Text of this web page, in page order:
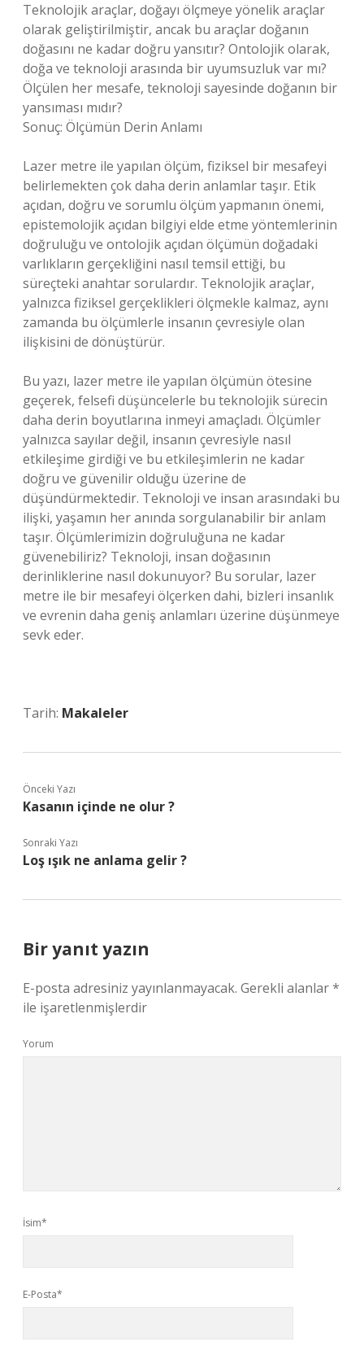
Teknolojik araçlar, doğayı ölçmeye yönelik araçlar
olarak geliştirilmiştir, ancak bu araçlar doğanın
doğasını ne kadar doğru yansıtır? Ontolojik olarak,
doğa ve teknoloji arasında bir uyumsuzluk var mı?
Ölçülen her mesafe, teknoloji sayesinde doğanın bir
yansıması mıdır?
Sonuç: Ölçümün Derin Anlamı
Lazer metre ile yapılan ölçüm, fiziksel bir mesafeyi
belirlemekten çok daha derin anlamlar taşır. Etik
açıdan, doğru ve sorumlu ölçüm yapmanın önemi,
epistemolojik açıdan bilgiyi elde etme yöntemlerinin
doğruluğu ve ontolojik açıdan ölçümün doğadaki
varlıkların gerçekliğini nasıl temsil ettiği, bu
süreçteki anahtar sorulardır. Teknolojik araçlar,
yalnızca fiziksel gerçeklikleri ölçmekle kalmaz, aynı
zamanda bu ölçümlerle insanın çevresiyle olan
ilişkisini de dönüştürür.
Bu yazı, lazer metre ile yapılan ölçümün ötesine
geçerek, felsefi düşüncelerle bu teknolojik sürecin
daha derin boyutlarına inmeyi amaçladı. Ölçümler
yalnızca sayılar değil, insanın çevresiyle nasıl
etkileşime girdiği ve bu etkileşimlerin ne kadar
doğru ve güvenilir olduğu üzerine de
düşündürmektedir. Teknoloji ve insan arasındaki bu
ilişki, yaşamın her anında sorgulanabilir bir anlam
taşır. Ölçümlerimizin doğruluğuna ne kadar
güvenebiliriz? Teknoloji, insan doğasının
derinliklerine nasıl dokunuyor? Bu sorular, lazer
metre ile bir mesafeyi ölçerken dahi, bizleri insanlık
ve evrenin daha geniş anlamları üzerine düşünmeye
sevk eder.
Tarih: Makaleler
Önceki Yazı
Kasanın içinde ne olur ?
Sonraki Yazı
Loş ışık ne anlama gelir ?
Bir yanıt yazın
E-posta adresiniz yayınlanmayacak. Gerekli alanlar*
ile işaretlenmişlerdir
Yorum
İsim*
E-Posta*